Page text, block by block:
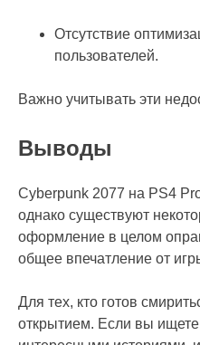
Отсутствие
пользователей.
Важно учитывать эти
Выводы
Cyberpunk 2077 на PS4
однако существуют
оформление в целом
общее впечатление от
Для тех, кто готов
открытием. Если вы